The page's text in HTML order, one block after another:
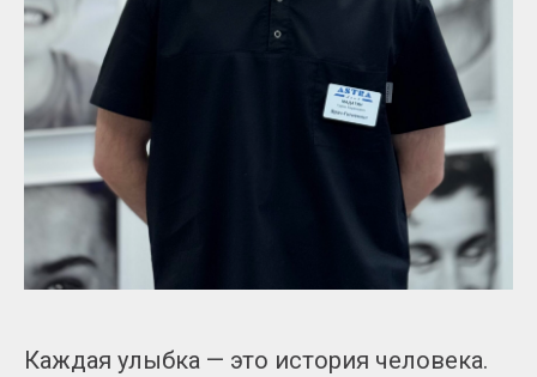
Каждая улыбка — это история человека.